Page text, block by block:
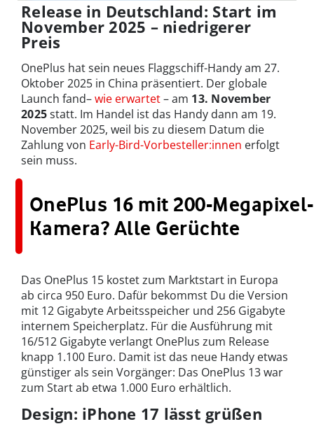
Release in Deutschland: Start im
November 2025 – niedrigerer
Preis
OnePlus hat sein neues Flaggschiff-Handy am 27.
Oktober 2025 in China präsentiert. Der globale
Launch fand–wie erwartet– am 13. November
2025statt. Im Handel ist das Handy dann am 19.
November 2025, weil bis zu diesem Datum die
Zahlung von Early-Bird-Vorbesteller:innen erfolgt
sein muss.
OnePlus 16 mit 200-Megapixel-
Kamera? Alle Gerüchte
Das OnePlus 15 kostet zum Marktstart in Europa
ab circa 950 Euro. Dafür bekommst Du die Version
mit 12 Gigabyte Arbeitsspeicher und 256 Gigabyte
internem Speicherplatz. Für die Ausführung mit
16/512 Gigabyte verlangt OnePlus zum Release
knapp 1.100 Euro. Damit ist das neue Handy etwas
günstiger als sein Vorgänger: Das OnePlus 13 war
zum Start ab etwa 1.000 Euro erhältlich.
Design: iPhone 17 lässt grüßen